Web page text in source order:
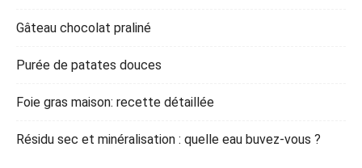
Gâteau chocolat praliné
Purée de patates douces
Foie gras maison: recette détaillée
Résidu sec et minéralisation : quelle eau buvez-vous ?